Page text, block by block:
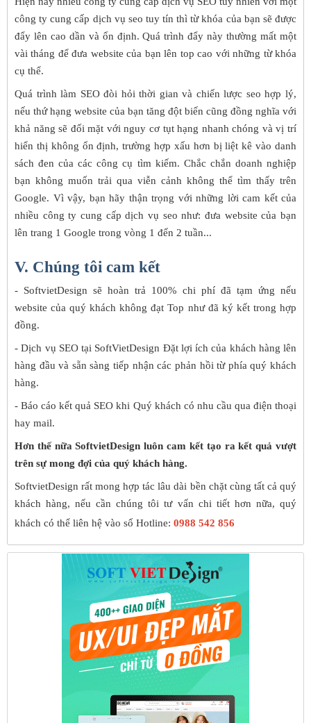
công ty cung cấp dịch vụ seo tuy tín thì từ khóa của bạn sẽ được
đẩy lên cao dần và ổn định. Quá trình đẩy này thường mất một
vài tháng để đưa website của bạn lên top cao với những từ khóa
cụ thể.
Quá trình làm SEO đòi hỏi thời gian và chiến lược seo hợp lý,
nếu thứ hạng website của bạn tăng đột biến cũng đồng nghĩa với
khả năng sẽ đối mặt với nguy cơ tụt hạng nhanh chóng và vị trí
hiển thị không ổn định, trường hợp xấu hơn bị liệt kê vào danh
sách đen của các công cụ tìm kiếm. Chắc chắn doanh nghiệp
bạn không muốn trải qua viễn cảnh không thể tìm thấy trên
Google. Vì vậy, bạn hãy thận trọng với những lời cam kết của
nhiều công ty cung cấp dịch vụ seo như: đưa website của bạn
lên trang 1 Google trong vòng 1 đến 2 tuần...
V. Chúng tôi cam kết
- SoftvietDesign sẽ hoàn trả 100% chi phí đã tạm ứng nếu
website của quý khách không đạt Top như đã ký kết trong hợp
đồng.
- Dịch vụ SEO tại SoftVietDesign Đặt lợi ích của khách hàng lên
hàng đầu và sẵn sàng tiếp nhận các phản hồi từ phía quý khách
hàng.
- Báo cáo kết quả SEO khi Quý khách có nhu cầu qua điện thoại
hay mail.
Hơn thế nữa SoftvietDesign luôn cam kết tạo ra kết quả vượt
trên sự mong đợi của quý khách hàng.
SoftvietDesign rất mong hợp tác lâu dài bền chặt cùng tất cả quý
khách hàng, nếu cần chúng tôi tư vấn chi tiết hơn nữa, quý
khách có thể liên hệ vào số Hotline: 0988 542 856